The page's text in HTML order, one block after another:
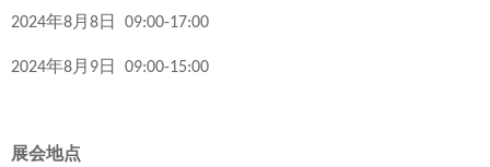
2024年8月 8日 09:00-17:00
2024年8月 9日 09:00-15:00
展会地点